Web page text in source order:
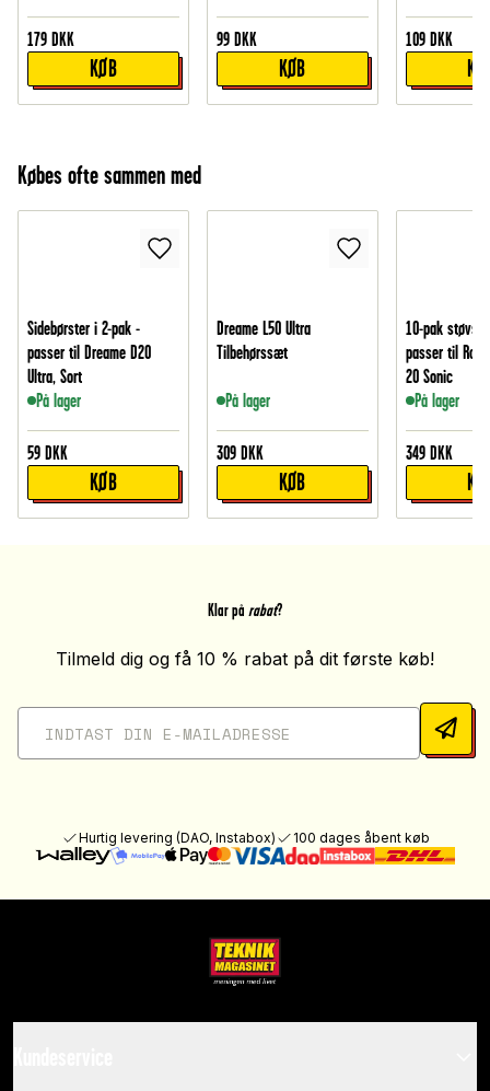
179 DKK
KØB
99 DKK
KØB
109 DKK
Købes ofte sammen med
Sidebørster i 2-pak -
passer til Dreame D20
Ultra, Sort
På lager
59 DKK
KØB
Dreame L50 Ultra
Tilbehørssæt
På lager
309 DKK
KØB
10-pak
passer til
20 Sonic
På lager
349 DKK
Klar på rabat?
Tilmeld dig og få 10 % rabat på dit første køb!
Hurtig levering (DAO, Instabox) 100 dages åbent køb